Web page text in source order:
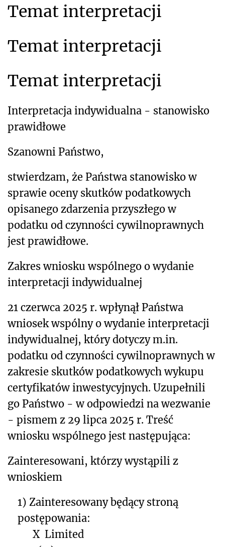
Temat interpretacji
Temat interpretacji
Temat interpretacji
Interpretacja indywidualna - stanowisko
prawidłowe
Szanowni Państwo,
stwierdzam, że Państwa stanowisko w
sprawie oceny skutków podatkowych
opisanego zdarzenia przyszłego w
podatku od czynności cywilnoprawnych
jest prawidłowe.
Zakres wniosku wspólnego o wydanie
interpretacji indywidualnej
21 czerwca 2025 r. wpłynął Państwa
wniosek wspólny o wydanie interpretacji
indywidualnej, który dotyczy m.in.
podatku od czynności cywilnoprawnych w
zakresie skutków podatkowych wykupu
certyfikatów inwestycyjnych. Uzupełnili
go Państwo - w odpowiedzi na wezwanie
- pismem z 29 lipca 2025 r. Treść
wniosku wspólnego jest następująca:
Zainteresowani, którzy wystąpili z
wnioskiem
1) Zainteresowany będący stroną
postępowania:
X Limited